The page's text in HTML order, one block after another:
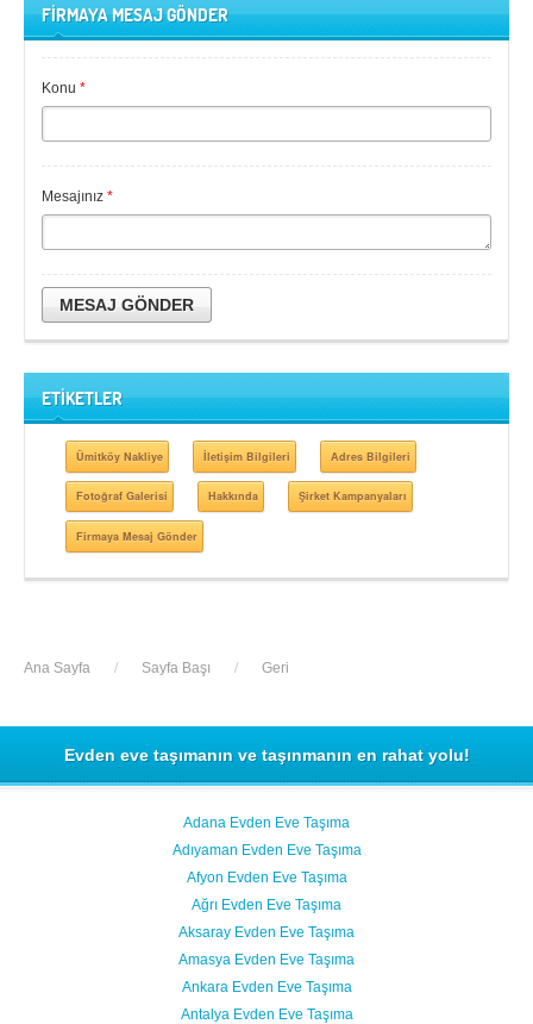
FİRMAYA MESAJ GÖNDER
Konu *
Mesajınız *
MESAJ GÖNDER
ETİKETLER
Ümitköy Nakliye İletişim Bilgileri Adres Bilgileri
Fotoğraf Galerisi Hakkında Şirket Kampanyaları
Firmaya Mesaj Gönder
Ana Sayfa / Sayfa Başı / Geri
Evden eve taşımanın ve taşınmanın en rahat yolu!
Adana Evden Eve Taşıma
Adıyaman Evden Eve Taşıma
Afyon Evden Eve Taşıma
Ağrı Evden Eve Taşıma
Aksaray Evden Eve Taşıma
Amasya Evden Eve Taşıma
Ankara Evden Eve Taşıma
Antalya Evden Eve Taşıma